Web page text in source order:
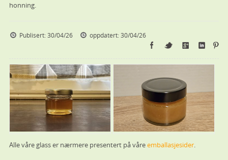
honning.
Publisert: 30/04/26 oppdatert: 30/04/26
Alle våre glass er nærmere presentert på våreemballasjesider.